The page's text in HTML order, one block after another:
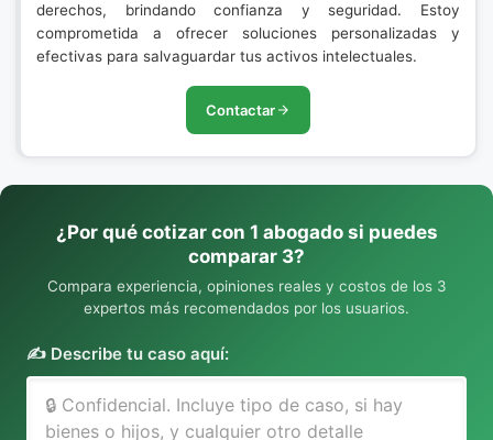
derechos, brindando confianza y seguridad. Estoy
comprometida a ofrecer soluciones personalizadas y
efectivas para salvaguardar tus activos intelectuales.
Contactar
¿Por qué cotizar con 1 abogado si puedes
comparar 3?
Compara experiencia, opiniones reales y costos de los 3
expertos más recomendados por los usuarios.
✍️ Describe tu caso aquí: